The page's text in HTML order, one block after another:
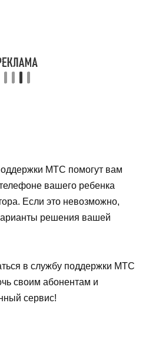
МТС помогут вам
вашего ребенка
Если это невозможно,
решения вашей
в службу поддержки МТС
своим абонентам и
сервис!